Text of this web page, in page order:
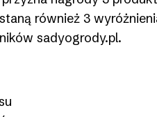
również 3
sadyogrody.pl.